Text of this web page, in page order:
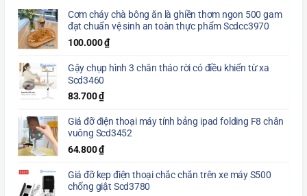
Cơm cháy chà bông ăn là ghiền thơm ngon 500 gam
đạt chuẩn vệ sinh an toàn thực phẩm Scdcc3970
100.000₫
Gậy chụp hình 3 chân tháo rời có điều khiển từ xa
Scd3460
83.700₫
Giá đỡ điện thoại máy tính bảng ipad folding F8 chân
vuông Scd3452
64.800₫
Giá đỡ kẹp điện thoại chắc chắn trên xe máy S500
chống giật Scd3780